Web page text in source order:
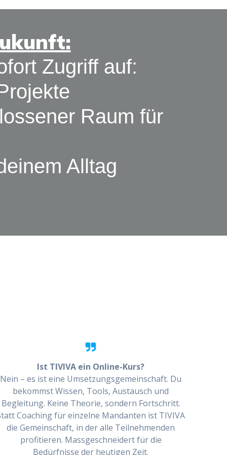
Zugriff auf:
Raum für
Alltag
Ist TIVIVA ein Online-Kurs?
Nein – es ist eine Umsetzungsgemeinschaft. Du
bekommst Wissen, Tools, Austausch und
Begleitung. Keine Theorie, sondern Fortschritt.
Coaching für einzelne Mandanten ist TIVIVA
die Gemeinschaft, in der alle Teilnehmenden
profitieren. Massgeschneidert für die
Bedürfnisse der heutigen Zeit.